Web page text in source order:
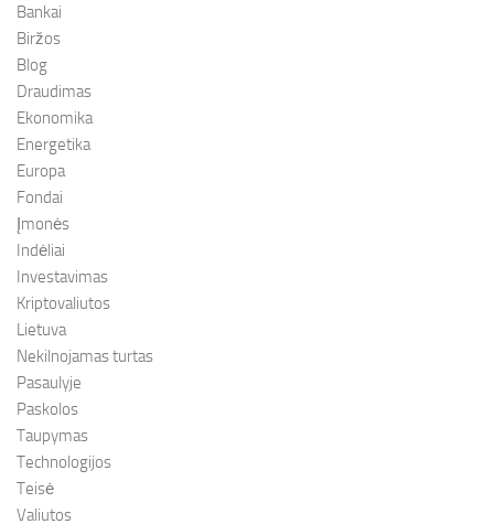
Bankai
Biržos
Blog
Draudimas
Ekonomika
Energetika
Europa
Fondai
Įmonės
Indėliai
Investavimas
Kriptovaliutos
Lietuva
Nekilnojamas turtas
Pasaulyje
Paskolos
Taupymas
Technologijos
Teisė
Valiutos